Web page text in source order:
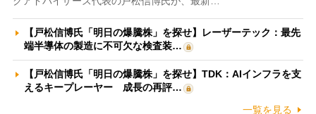
【戸松信博氏「明日の爆騰株」を探せ】レーザーテック：最先
端半導体の製造に不可欠な検査装…
【戸松信博氏「明日の爆騰株」を探せ】TDK：AIインフラを支
えるキープレーヤー 成長の再評…
一覧を見る